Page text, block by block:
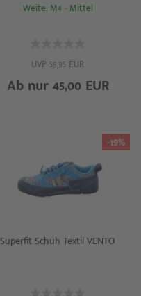
Weite: M4 - Mittel
UVP 59,95 EUR
Ab nur 45,00 EUR
-19%
Superfit Schuh Textil VENTO